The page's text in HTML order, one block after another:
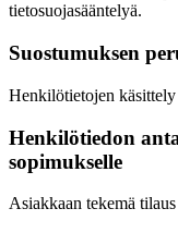
tietosuojasääntelyä.
Suostumuksen
Henkilötietojen käsittely
Henkilötiedon
sopimukselle
Asiakkaan tekemä